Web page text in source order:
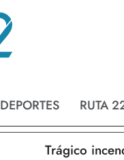
DEPORTES RUTA
Trágico incendio